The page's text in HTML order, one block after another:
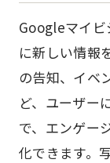
Googleマイビ
に新しい情報
の告知、イベ
ど、ユーザー
で、エンゲー
化できます。